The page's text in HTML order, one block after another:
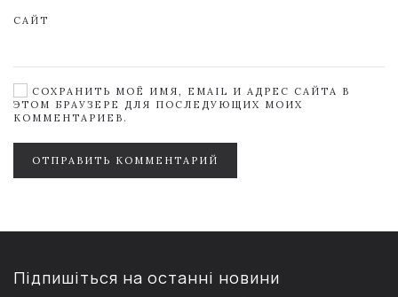
САЙТ
СОХРАНИТЬ МОЁ ИМЯ, EMAIL И АДРЕС САЙТА В
ЭТОМ БРАУЗЕРЕ ДЛЯ ПОСЛЕДУЮЩИХ МОИХ
КОММЕНТАРИЕВ.
ОТПРАВИТЬ КОММЕНТАРИЙ
Підпишіться на останні новини